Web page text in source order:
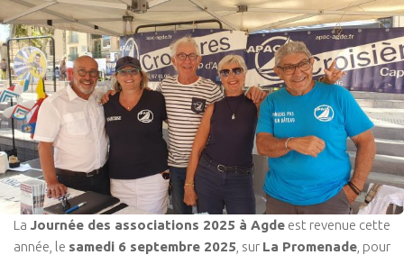
La Journée des associations 2025 à Agde est revenue cette
année, le samedi 6 septembre 2025 , sur La Promenade , pour